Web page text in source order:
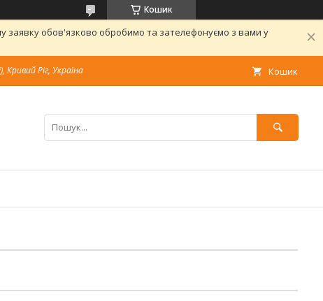
Кошик
обов'язково обробимо та зателефонуємо з вами у
Кривий Ріг, Україна Кошик